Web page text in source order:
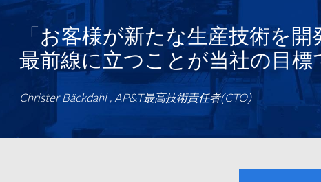
「お客様が新たな生産技術を
最前線に立つことが当社の目標
Christer Bäckdahl , AP&T最高技術責任者(CTO)